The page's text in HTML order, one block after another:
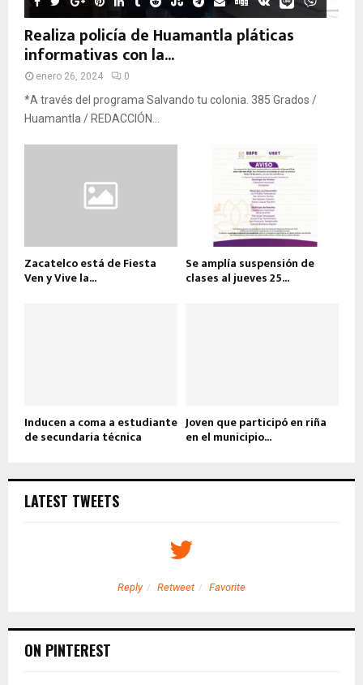
Realiza policía de Huamantla pláticas
informativas con la...
enero 26, 2024 0
*A través del programa Salvando tu colonia. 385 Grados /
Huamantla / REDACCIÓN...
Zacatelco está de Fiesta
Ven y Vive la...
Se amplía suspensión de
clases al jueves 25...
Inducen a coma a estudiante
de secundaria técnica
Joven que participó en riña
en el municipio...
LATEST TWEETS
Reply Retweet Favorite
ON PINTEREST